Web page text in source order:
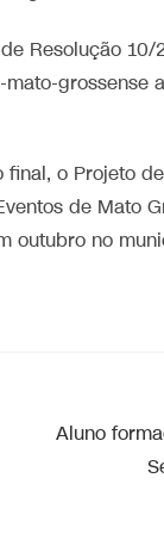
Resolução
grossense
o Projeto
de Mato
outubro no
Aluno